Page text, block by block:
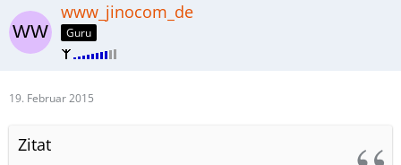
www_jinocom_de
Guru
19. Februar 2015
Zitat